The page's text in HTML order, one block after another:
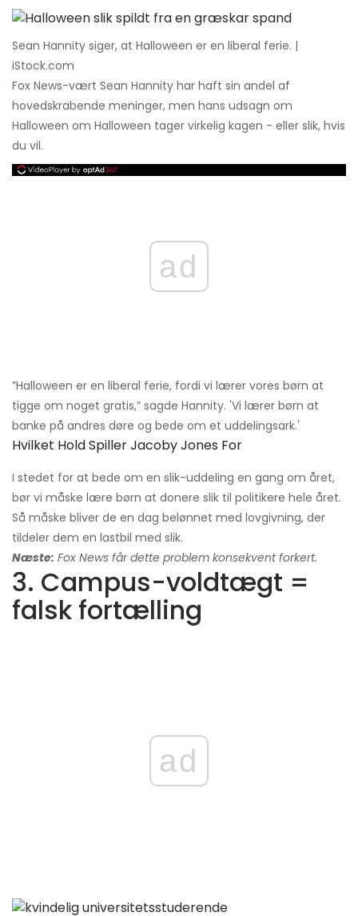
Sean Hannity siger, at Halloween er en liberal ferie. |
iStock.com
Fox News-vært Sean Hannity har haft sin andel af
hovedskrabende meninger, men hans udsagn om
Halloween om Halloween tager virkelig kagen - eller slik, hvis
du vil.
ad
”Halloween er en liberal ferie, fordi vi lærer vores børn at
tigge om noget gratis,” sagde Hannity. 'Vi lærer børn at
banke på andres døre og bede om et uddelingsark.'
Hvilket Hold Spiller Jacoby Jones For
I stedet for at bede om en slik-uddeling en gang om året,
bør vi måske lære børn at donere slik til politikere hele året.
Så måske bliver de en dag belønnet med lovgivning, der
tildeler dem en lastbil med slik.
Næste: Fox News får dette problem konsekvent forkert.
3. Campus-voldtægt =
falsk fortælling
ad